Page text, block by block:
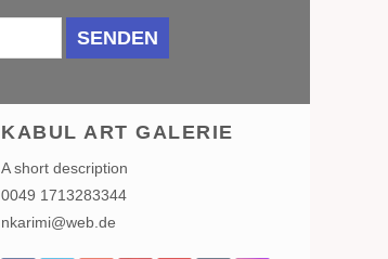
SENDEN
KABUL ART GALERIE
A short description
0049 1713283344
nkarimi@web.de